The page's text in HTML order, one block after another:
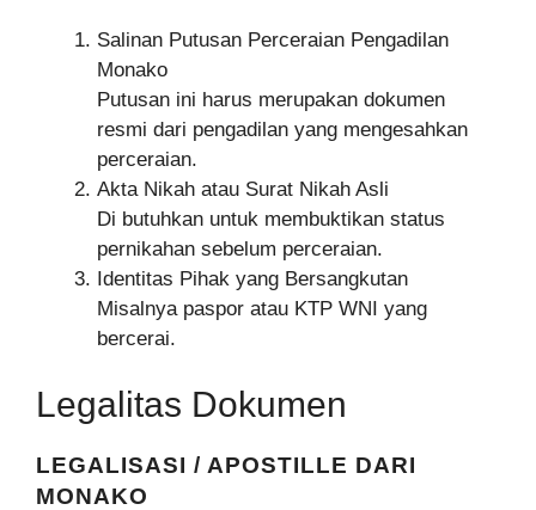
Salinan Putusan Perceraian Pengadilan
Monako
Putusan ini harus merupakan dokumen
resmi dari pengadilan yang mengesahkan
perceraian.
Akta Nikah atau Surat Nikah Asli
Di butuhkan untuk membuktikan status
pernikahan sebelum perceraian.
Identitas Pihak yang Bersangkutan
Misalnya paspor atau KTP WNI yang
bercerai.
Legalitas Dokumen
LEGALISASI / APOSTILLE DARI
MONAKO